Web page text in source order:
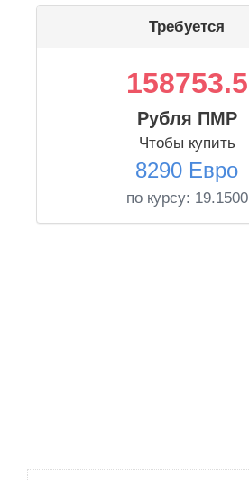
Требуется
158753.5
Рубля ПМР
Чтобы купить
8290 Евро
по курсу: 19.1500